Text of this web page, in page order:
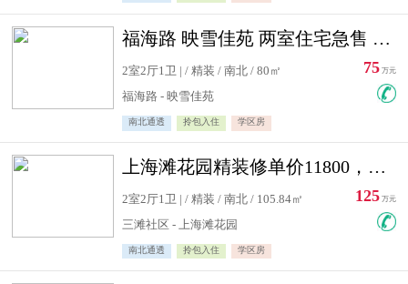
福海路 映雪佳苑 两室住宅急售 可公积金贷款
2室2厅1卫 | / 精装 / 南北 / 80㎡
福海路 - 映雪佳苑
南北通透 拎包入住 学区房
75 万元
上海滩花园精装修单价11800，价格最低的两居室，无敌视野
2室2厅1卫 | / 精装 / 南北 / 105.84㎡
三滩社区 - 上海滩花园
南北通透 拎包入住 学区房
125 万元